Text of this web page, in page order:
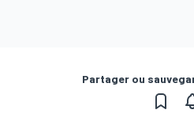
Partager ou